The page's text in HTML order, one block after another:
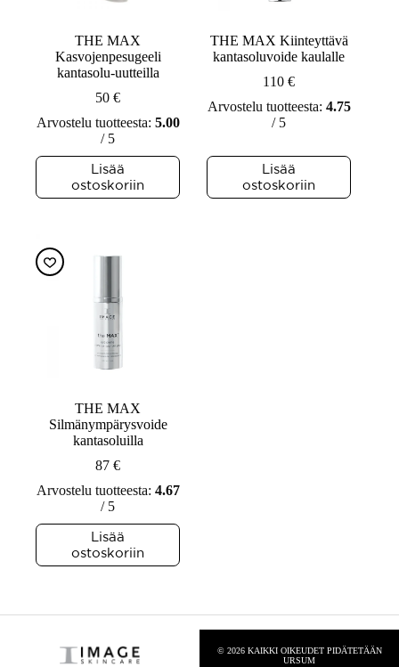
THE MAX
Kasvojenpesugeeli
kantasolu-uutteilla
50€
Arvostelu tuotteesta: 5.00
/ 5
Lisää
ostoskoriin
THE MAX Kiinteyttävä
kantasoluvoide kaulalle
110€
Arvostelu tuotteesta: 4.75
/ 5
Lisää
ostoskoriin
THE MAX
Silmänympärysvoide
kantasoluilla
87€
Arvostelu tuotteesta: 4.67
/ 5
Lisää
ostoskoriin
© 2026 KAIKKI OIKEUDET PIDÄTETÄÄN
URSUM